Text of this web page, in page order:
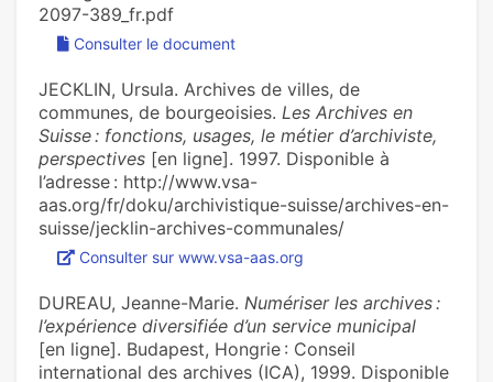
2097-389_fr.pdf
Consulter le document
JECKLIN, Ursula. Archives de villes, de
communes, de bourgeoisies. Les Archives en
Suisse : fonctions, usages, le métier d’archiviste,
perspectives [en ligne]. 1997. Disponible à
l’adresse : http://www.vsa-
aas.org/fr/doku/archivistique-suisse/archives-en-
suisse/jecklin-archives-communales/
Consulter sur www.vsa-aas.org
DUREAU, Jeanne-Marie. Numériser les archives :
l’expérience diversifiée d’un service municipal
[en ligne]. Budapest, Hongrie : Conseil
international des archives (ICA), 1999. Disponible